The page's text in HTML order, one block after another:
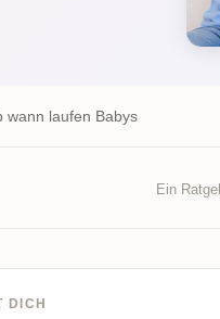
wann laufen Babys
Ein
DICH